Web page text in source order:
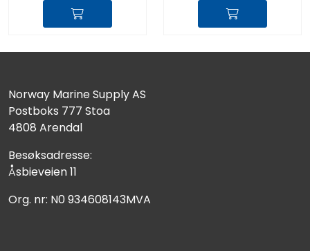
Norway Marine Supply AS
Postboks 777 Stoa
4808 Arendal
Besøksadresse:
Åsbieveien 11
Org. nr: N0 934608143MVA